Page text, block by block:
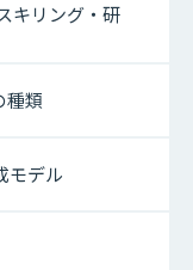
キリング・研
種類
モデル